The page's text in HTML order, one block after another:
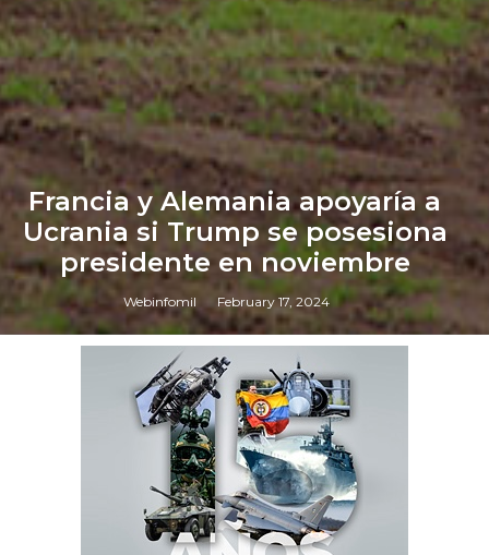
Francia y Alemania apoyaría a
Ucrania si Trump se posesiona
presidente en noviembre
Webinfomil February 17, 2024